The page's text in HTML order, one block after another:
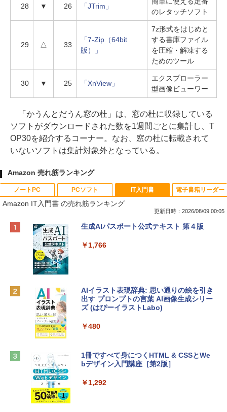
28 ▼ 26 「JTrim」
のレタッチソフト
29 △ 33
「7-Zip（64bit
版）」
7z形式をはじめと
する書庫ファイル
を圧縮・解凍する
ためのツール
30 ▼ 25 「XnView」
エクスプローラー
型画像ビューワー
「かうんとだうん窓の杜」は、窓の杜に収録している
ソフトがダウンロードされた数を1週間ごとに集計し、T
OP30を紹介するコーナー。なお、窓の杜に転載されて
いないソフトは集計対象外となっている。
Amazon 売れ筋ランキング
ノートPC
Apple 2026 MacBook Neo A18 Proチッ
e Intelligenceのために設計、Liquid Ret
￥137,800
tomtoc 360°保護 15.6 16インチ パソコ
￥2,952
PCソフト
Robloxギフトカード - 800 Robux 【限
インゲームコード】 ロブロックス | オン
Robloxギフトカード - 1000 Robux 【限
定バーチャルアイテムを含む】 【オンラ
ラインコード版
4(最新 永続版)|オンラインコード版|Wind
IT入門書
Amazon IT入門書 の売れ筋ランキング
更新日時：2026/08/09 00:05
生成AIパスポート公式テキスト 第４版
￥1,766
AIイラスト表現辞典: 思い通りの絵を引き
出す プロンプトの言葉 AI画像生成シリー
ズ (はぴーイラストLabo)
￥480
1冊ですべて身につくHTML & CSSとWe
bデザイン入門講座［第2版］
￥1,292
電子書籍リーダー